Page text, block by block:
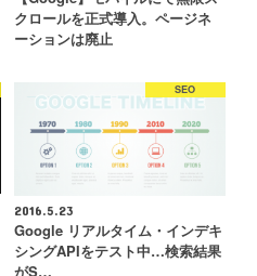
クロールを正式導入。ページネ
ーションは廃止
SEO
2016.5.23
Google リアルタイム・インデキ
シングAPIをテスト中…検索結果
がS…